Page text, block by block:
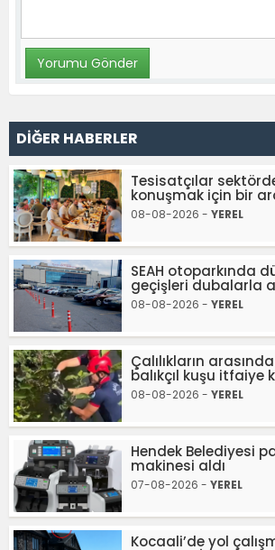
DİĞER HABERLER
Tesisatçılar
konuşmak için bir
08-08-2026 - YEREL
SEAH otoparkında
geçişleri dubalarla
08-08-2026 - YEREL
Çalılıkların
balıkçıl kuşu itfaiye
08-08-2026 - YEREL
Hendek Belediyesi
makinesi aldı
07-08-2026 - YEREL
Kocaali’de yol